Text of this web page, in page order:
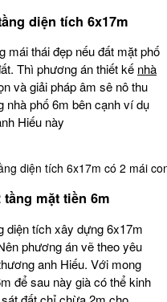
diện tích 6x17m
mái thái đẹp nếu đất mặt phố
Thì phương án thiết kế nhà
và giải pháp âm sê nô thu
phố 6m bên cạnh ví dụ
Hiếu này
diện tích 6x17m có 2 mái
mặt tiền 6m
diện tích xây dựng 6x17m
phương án vẽ theo yêu
anh Hiếu. Với mong
để sau này già có thể kinh